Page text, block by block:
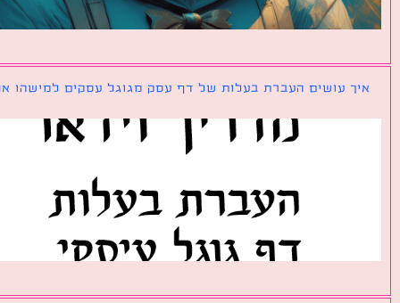
עושים העברת בעלות של דף עסק מגוגל עסקים למישהו אחר?